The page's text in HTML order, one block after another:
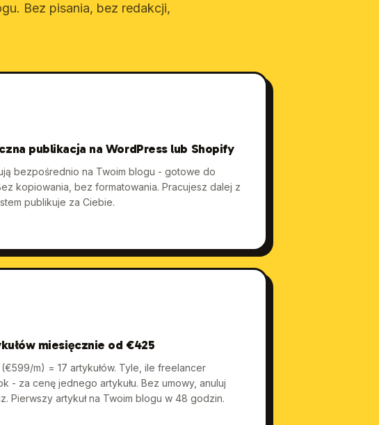
Bez pisania, bez redakcji,
publikacja na WordPress lub Shopify
bezpośrednio na Twoim blogu - gotowe do
kopiowania, bez formatowania. Pracujesz dalej z
publikuje za Ciebie.
miesięcznie od €425
(€599/m) = 17 artykułów. Tyle, ile freelancer
- za cenę jednego artykułu. Bez umowy, anuluj
Pierwszy artykuł na Twoim blogu w 48 godzin.